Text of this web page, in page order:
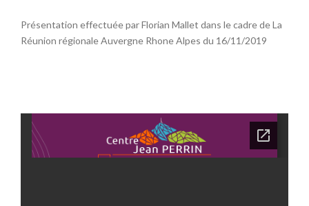
Présentation effectuée par Florian Mallet dans le cadre de La
Réunion régionale Auvergne Rhone Alpes du 16/11/2019